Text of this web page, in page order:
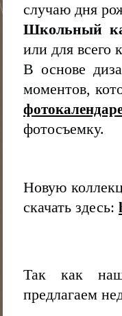
случаю дня
Школьный
или для всего
В основе
моментов,
фотосъемку.
Новую
скачать здесь:
Так как
предлагаем